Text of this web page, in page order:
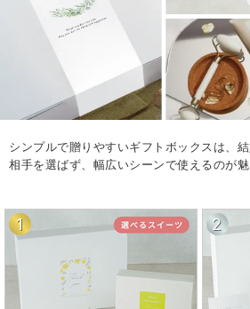
シンプルで贈りやすいギフトボックスは、
相手を選ばず、幅広いシーンで使えるのが魅
1 2